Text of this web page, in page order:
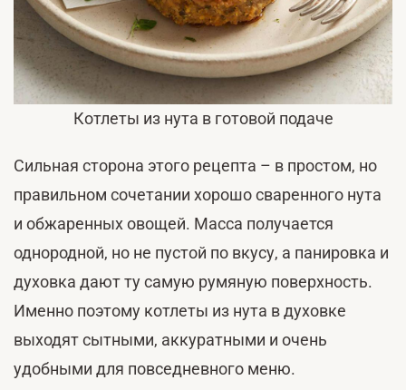
Котлеты из нута в готовой подаче
Сильная сторона этого рецепта – в простом, но
правильном сочетании хорошо сваренного нута
и обжаренных овощей. Масса получается
однородной, но не пустой по вкусу, а панировка и
духовка дают ту самую румяную поверхность.
Именно поэтому котлеты из нута в духовке
выходят сытными, аккуратными и очень
удобными для повседневного меню.